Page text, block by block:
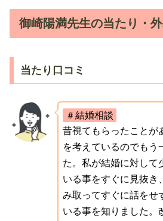
御崎陽満先生の当たり・
当たり口コミ
＃結婚相談
昔視てもらったことが
を考えているのでもう
た。私が結婚に対して
いる事をすぐに見抜き
み取ってすぐに話をせ
いる事を知りました。